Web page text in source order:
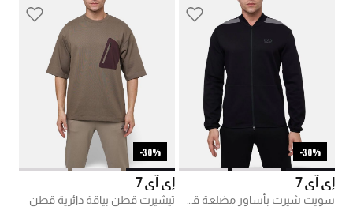
30%-
إي آي 7
30%-
إي آي 7
تيشيرت قطن بياقة دائرية قطن